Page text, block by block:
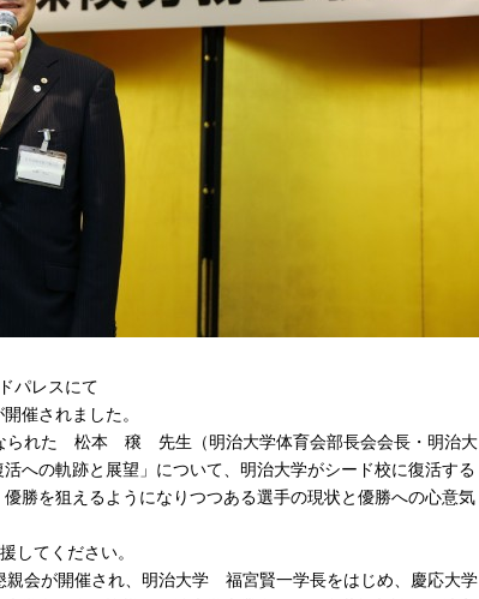
パレスにて
催されました。
られた 松本 穣 先生（明治大学体育会部長会会長・明治大
への軌跡と展望」について、明治大学がシード校に復活する
勝を狙えるようになりつつある選手の現状と優勝への心意気
してください。
親会が開催され、明治大学 福宮賢一学長をはじめ、慶応大学